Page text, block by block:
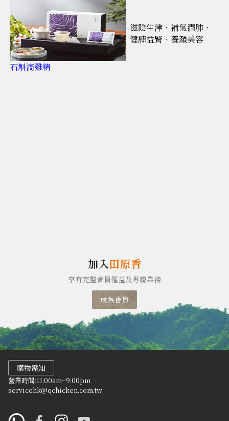
石斛滴雞精
滋陰生津、補氣潤肺、
健脾益腎、養顏美容
加入田原香
享有完整會員權益及專屬業務
成為會員
購物需知
營業時間:11:00am~9:00pm
servicehk@qchicken.com.tw